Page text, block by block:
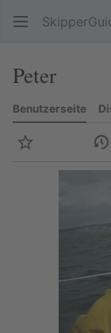
Peter
Benutzerseite
Beobachten